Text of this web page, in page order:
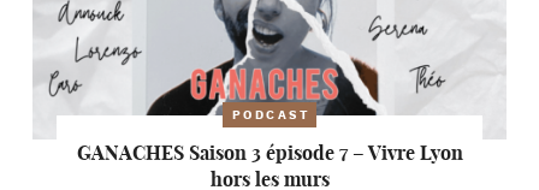
PODCAST
GANACHES Saison 3 épisode 7 – Vivre Lyon
hors les murs